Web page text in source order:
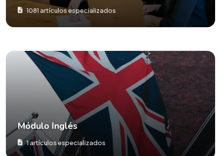
1081 artículos especializados
Módulo Inglés
1 artículos especializados